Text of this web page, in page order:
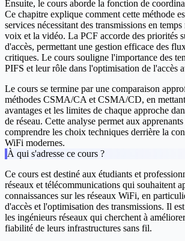
Ensuite, le cours aborde la fonction de
Ce chapitre explique comment cette méthode
services nécessitant des transmissions en
voix et la vidéo. La PCF accorde des priorités
d'accès, permettant une gestion efficace des
critiques. Le cours souligne l'importance des
PIFS et leur rôle dans l'optimisation de l'accès
Le cours se termine par une comparaison
méthodes CSMA/CA et CSMA/CD, en
avantages et les limites de chaque approche
de réseau. Cette analyse permet aux
comprendre les choix techniques derrière la
WiFi modernes.
À qui s'adresse ce cours ?
Ce cours est destiné aux étudiants et
réseaux et télécommunications qui souhaitent
connaissances sur les réseaux WiFi, en
d'accès et l'optimisation des transmissions. Il
les ingénieurs réseaux qui cherchent à
fiabilité de leurs infrastructures sans fil.